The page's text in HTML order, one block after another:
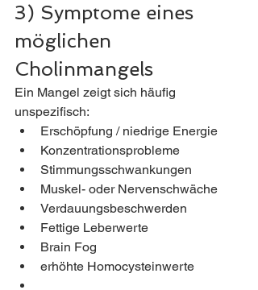
3) Symptome eines
möglichen
Cholinmangels
Ein Mangel zeigt sich häufig
unspezifisch:
Erschöpfung / niedrige Energie
Konzentrationsprobleme
Stimmungsschwankungen
Muskel- oder Nervenschwäche
Verdauungsbeschwerden
Fettige Leberwerte
Brain Fog
erhöhte Homocysteinwerte